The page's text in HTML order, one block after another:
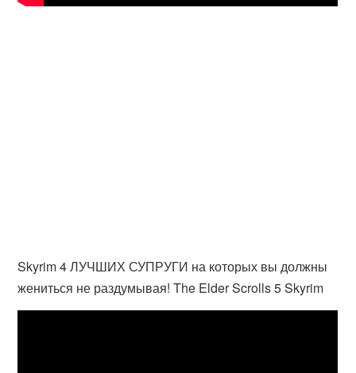
Skyrim 4 ЛУЧШИХ СУПРУГИ на которых вы должны
жениться не раздумывая! The Elder Scrolls 5 Skyrim